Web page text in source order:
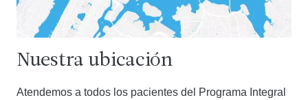
Nuestra ubicación
Atendemos a todos los pacientes del Programa Integral